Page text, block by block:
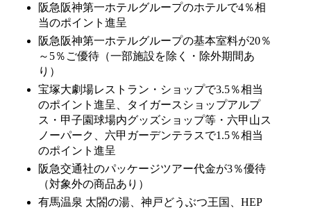
阪急阪神第一ホテルグループのホテルで4％相
当のポイント進呈
阪急阪神第一ホテルグループの基本室料が20％
～5％ご優待（一部施設を除く・除外期間あ
り）
宝塚大劇場レストラン・ショップで3.5％相当
のポイント進呈、タイガースショップアルプ
ス・甲子園球場内グッズショップ等・六甲山ス
ノーパーク、六甲ガーデンテラスで1.5％相当
のポイント進呈
阪急交通社のパッケージツアー代金が3％優待
（対象外の商品あり）
有馬温泉 太閤の湯、神戸どうぶつ王国、HEP